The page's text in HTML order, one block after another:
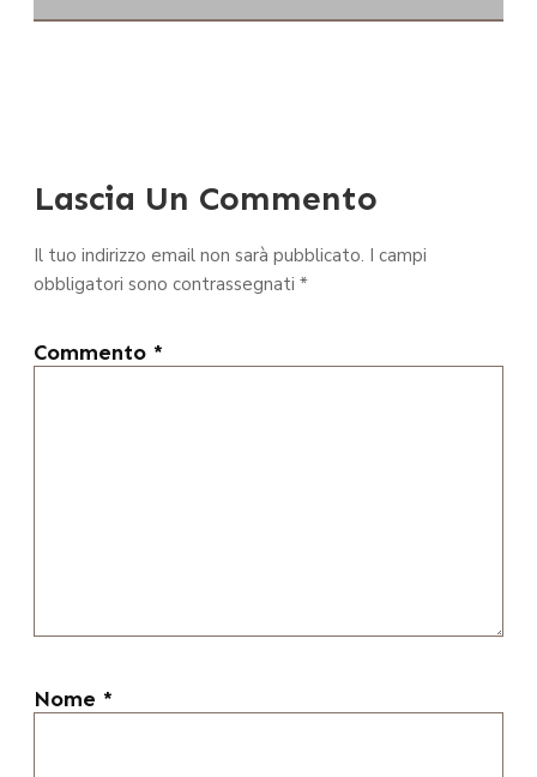
Lascia Un Commento
Il tuo indirizzo email non sarà pubblicato. I campi
obbligatori sono contrassegnati *
Commento *
Nome *